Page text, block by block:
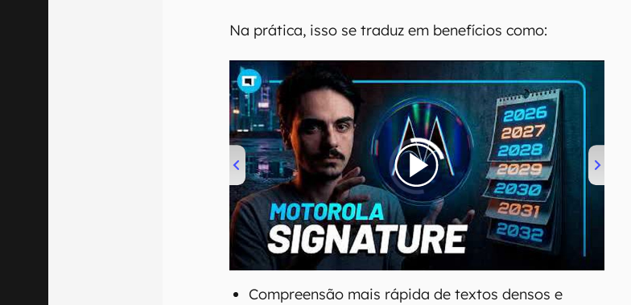
Na prática, isso se traduz em benefícios como:
00:00 20:46
Compreensão mais rápida de textos densos e